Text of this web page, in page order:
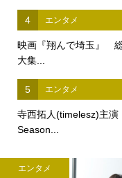
4 エンタメ
映画『翔んで埼玉』
大集...
5 エンタメ
寺西拓人(timelesz)主
Season...
エンタメ